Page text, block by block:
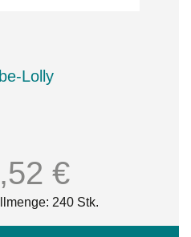
Lolly
€
240 Stk.